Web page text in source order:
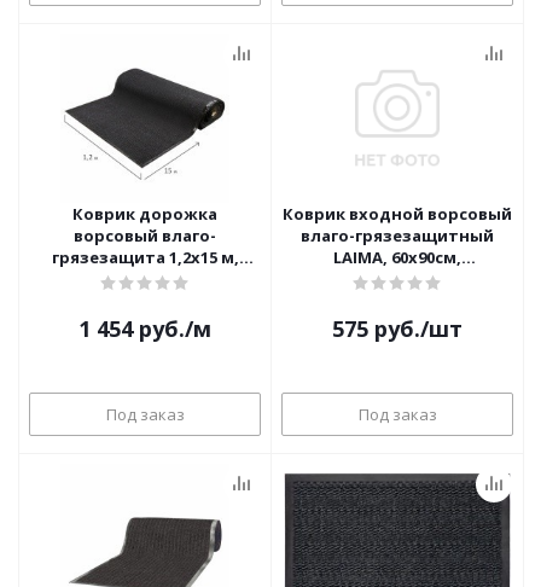
Коврик дорожка
ворсовый влаго-
грязезащита 1,2х15 м,
толщина 7 мм, черный, В
1 454руб./м
Под заказ
Коврик входной ворсовый
влаго-грязезащитный
LAIMA, 60х90см,
ребристый, ЧЕРНЫЙ, 602869
575 руб./шт
Под заказ